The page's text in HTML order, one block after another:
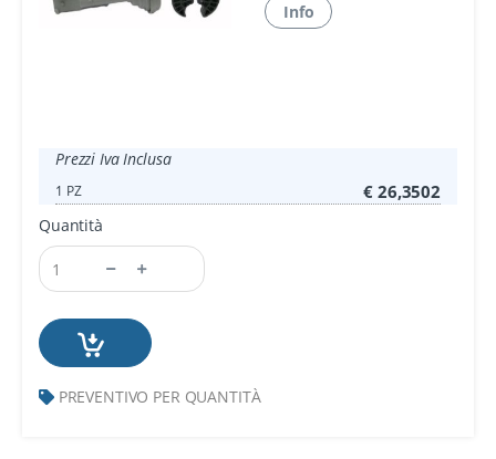
Info
Prezzi Iva Inclusa
1 PZ € 26,3502
Quantità
PREVENTIVO PER QUANTITÀ